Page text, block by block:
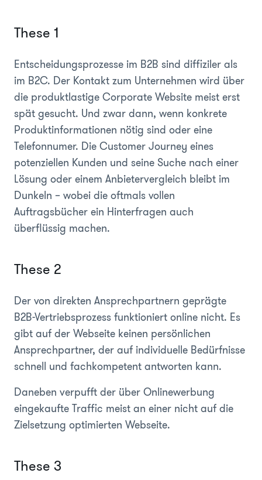
These 1
Entscheidungsprozesse im B2B sind diffiziler als
im B2C. Der Kontakt zum Unternehmen wird über
die produktlastige Corporate Website meist erst
spät gesucht. Und zwar dann, wenn konkrete
Produktinformationen nötig sind oder eine
Telefonnumer. Die Customer Journey eines
potenziellen Kunden und seine Suche nach einer
Lösung oder einem Anbietervergleich bleibt im
Dunkeln – wobei die oftmals vollen
Auftragsbücher ein Hinterfragen auch
überflüssig machen.
These 2
Der von direkten Ansprechpartnern geprägte
B2B-Vertriebsprozess funktioniert online nicht. Es
gibt auf der Webseite keinen persönlichen
Ansprechpartner, der auf individuelle Bedürfnisse
schnell und fachkompetent antworten kann.
Daneben verpufft der über Onlinewerbung
eingekaufte Traffic meist an einer nicht auf die
Zielsetzung optimierten Webseite.
These 3